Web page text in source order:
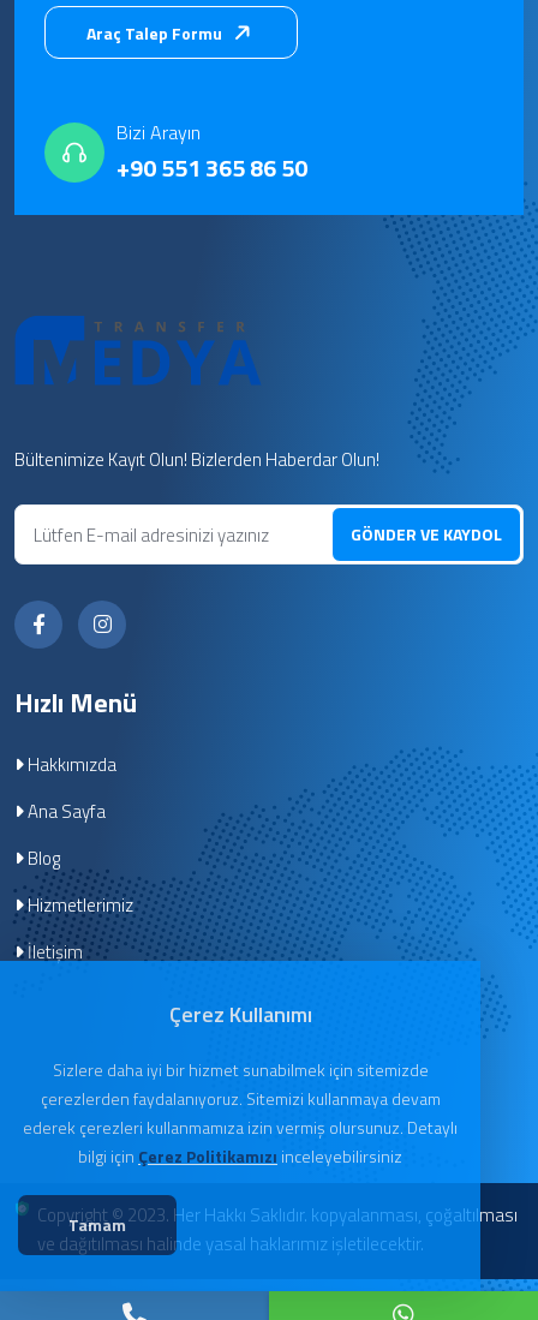
Araç Talep Formu
Bizi Arayın
+90 551 365 86 50
Bültenimize Kayıt Olun! Bizlerden Haberdar Olun!
GÖNDER VE KAYDOL
Hızlı Menü
Hakkımızda
Ana Sayfa
Blog
Hizmetlerimiz
İletişim
Copyright © 2023. Her Hakkı Saklıdır. kopyalanması, çoğaltılması
ve dağıtılması halinde yasal haklarımız işletilecektir.
Çerez Kullanımı
Sizlere daha iyi bir hizmet sunabilmek için sitemizde
çerezlerden faydalanıyoruz. Sitemizi kullanmaya devam
ederek çerezleri kullanmamıza izin vermiş olursunuz. Detaylı
bilgi için Çerez Politikamızı inceleyebilirsiniz
Tamam